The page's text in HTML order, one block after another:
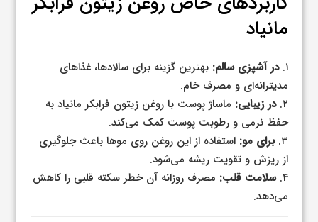
مانیاد
۱. در آشپزی سالم: بهترین گزینه برای سالادها، غذاهای
مدیترانه‌ای و مصرف خام.
۲. در زیبایی: ماساژ پوست با روغن زیتون فرابکر مانیاد به
حفظ نرمی و رطوبت پوست کمک می‌کند.
۳. برای مو: استفاده از این روغن روی موها باعث جلوگیری
از ریزش و تقویت ریشه می‌شود.
۴. سلامت قلب: مصرف روزانه آن خطر سکته قلبی را کاهش
می‌دهد.